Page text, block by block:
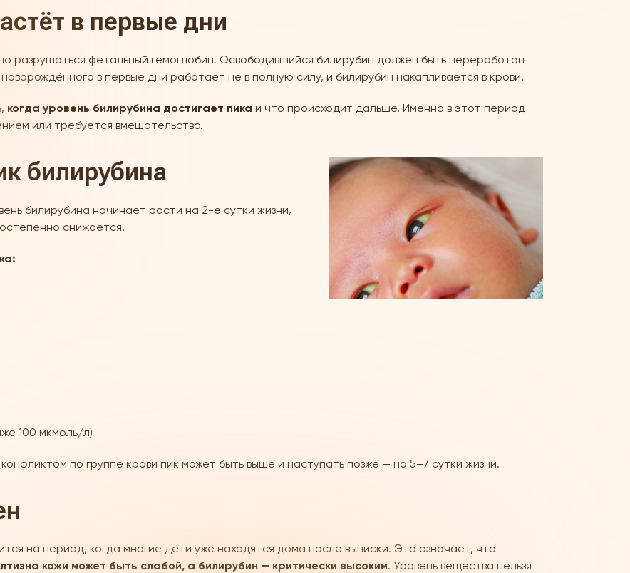
в первые дни
разрушаться фетальный гемоглобин. Освободившийся билирубин должен быть переработан
в первые дни работает не в полную силу, и билирубин накапливается в крови.
когда уровень билирубина достигает пика и что происходит дальше. Именно в этот период
или требуется вмешательство.
билирубина
билирубина начинает расти на 2-е сутки жизни,
снижается.
100 мкмоль/л)
по группе крови пик может быть выше и наступать позже — на 5–7 сутки жизни.
на период, когда многие дети уже находятся дома после выписки. Это означает, что
кожи может быть слабой, а билирубин — критически высоким. Уровень вещества нельзя